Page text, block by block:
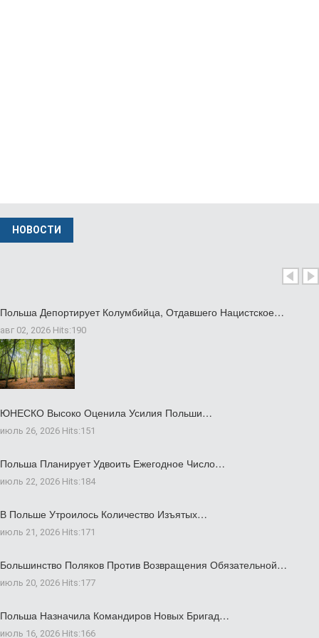
НОВОСТИ
Польша Депортирует Колумбийца, Отдавшего Нацистское…
авг 02, 2026 Hits:190
ЮНЕСКО Высоко Оценила Усилия Польши…
июль 26, 2026 Hits:151
Польша Планирует Удвоить Ежегодное Число…
июль 22, 2026 Hits:184
В Польше Утроилось Количество Изъятых…
июль 21, 2026 Hits:171
Большинство Поляков Против Возвращения Обязательной…
июль 20, 2026 Hits:177
Польша Назначила Командиров Новых Бригад…
июль 16, 2026 Hits:166